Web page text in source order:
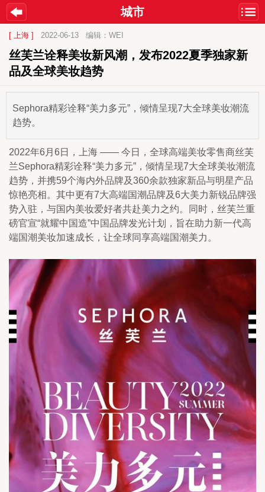
城市
[ 上海 ] 2022-06-13 编辑：WEI
丝芙兰诠释美妆新风潮，发布2022夏季独家新
品及全球美妆趋势
Sephora精彩诠释“美力多元”，倾情呈现7大全球美妆潮流
趋势。
2022年6月6日，上海 —— 今日，全球高端美妆零售商丝芙
兰Sephora精彩诠释“美力多元”，倾情呈现7大全球美妆潮流
趋势，并携59个海内外品牌及360余款独家新品与明星产品
惊艳亮相。其中更有7大高端国潮品牌及6大美力新锐品牌强
势入驻，与国内美妆爱好者共赴美力之约。同时，丝芙兰重
磅官宣“就耀中国造”中国品牌发光计划，旨在助力新一代高
端国潮美妆加速成长，让全球同享高端国潮美力。